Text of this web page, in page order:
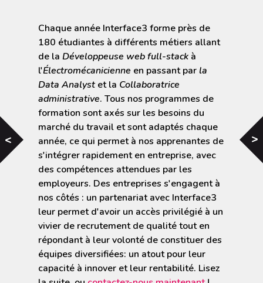
<
Chaque année Interface3 forme près de
180 étudiantes à différents métiers allant
de la Développeuse web full-stack à
l'Électromécanicienne en passant par la
Data Analystet la Collaboratrice
administrative. Tous nos programmes de
formation sont axés sur les besoins du
marché du travail et sont adaptés chaque
année, ce qui permet à nos apprenantes de
s'intégrer rapidement en entreprise, avec
des compétences attendues par les
employeurs. Des entreprises s'engagent à
nos côtés : un partenariat avec Interface3
leur permet d'avoir un accès privilégié à un
vivier de recrutement de qualité tout en
répondant à leur volonté de constituer des
équipes diversifiées: un atout pour leur
capacité à innover et leur rentabilité. Lisez
<